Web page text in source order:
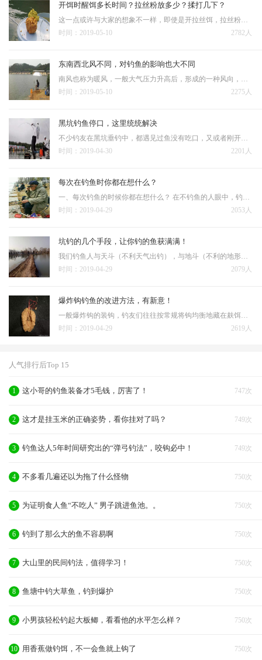
开饵时醒饵多长时间？拉丝粉放多少？揉打几下？
这一点或许与大家的想象不一样，即使是开拉丝饵，拉丝粉的放入量也不能太多，一旦多了鱼饵的黏性就过大（有些饵还自带一些拉丝粉），粘在一起拉都拉不开的玩意儿，如何快速挂钩？另外开拉丝饵时揉打的次数也有讲究，揉…
2782人
时间：2019-05-10
东南西北风不同，对钓鱼的影响也大不同
南风也称为暖风，一般大气压力升高后，形成的一种风向，不管阴晴，只要是南风天，必是暖和的天气，而且南风一般风力也不大，1~3级最为常见，最高不超过5级，但是已经很少见了，南风天还有一个好处，就是湿度变化不…
2275人
时间：2019-05-10
黑坑钓鱼停口，这里统统解决
不少钓友在黑坑垂钓中，都遇见过鱼没有吃口，又或者刚开始有鱼口，而后突然就停口了的情况。经大致总结后发现，多半是下面几种原因： 1、鱼吃的已经相对饱和，这个时候，鱼会突然集体出现停口。此时建议将线组放小一点，饵料
2201人
时间：2019-04-30
每次在钓鱼时你都在想什么？
一、每次钓鱼的时候你都在想什么？ 在不钓鱼的人眼中，钓鱼可以磨练性子，钓鱼人有大把的时间思考人生。可是，钓鱼人处于放空一切感受生命美好宁静的状态之余还在想些什么？下竿的时候不知道会钓上什么鱼，是大是小，甚至能不
2053人
时间：2019-04-29
坑钓的几个手段，让你钓的鱼获满满！
我们钓鱼人与天斗（不利天气出钓），与地斗（不利的地形和钓位）都不算太大的乐子，但是与黑坑老板斗可谓是其乐无穷。钓鱼人进阶高手的一个重要标志就是把黑坑老板钓的脸黑；进阶大师的标志就是彻底进入黑坑的黑名单。 黑坑大
2079人
时间：2019-04-29
爆炸钩钓鱼的改进方法，有新意！
一般爆炸钩的装钩，钓友们往往按常规将钩均衡地藏在麸饵里形成鸡蛋大的一陀打入水中，有的也在中间那线较长的一钩上挂上一段蚯蚓。二是，装钩时留三个钩不嵌入饵料中，这三钩加上中间那线较长的钩挂上蚯蚓即可。 …
2619人
时间：2019-04-29
人气排行后Top 15
747次
1 这小哥的钓鱼装备才5毛钱，厉害了！
749次
2 这才是挂玉米的正确姿势，看你挂对了吗？
749次
3 钓鱼达人5年时间研究出的“弹弓钓法”，咬钩必中！
750次
4 不多看几遍还以为拖了什么怪物
750次
5 为证明食人鱼“不吃人” 男子跳进鱼池。。
750次
6 钓到了那么大的鱼不容易啊
750次
7 大山里的民间钓法，值得学习！
750次
8 鱼塘中钓大草鱼，钓到爆护
750次
9 小男孩轻松钓起大板鲫，看看他的水平怎么样？
750次
10 用香蕉做钓饵，不一会鱼就上钩了